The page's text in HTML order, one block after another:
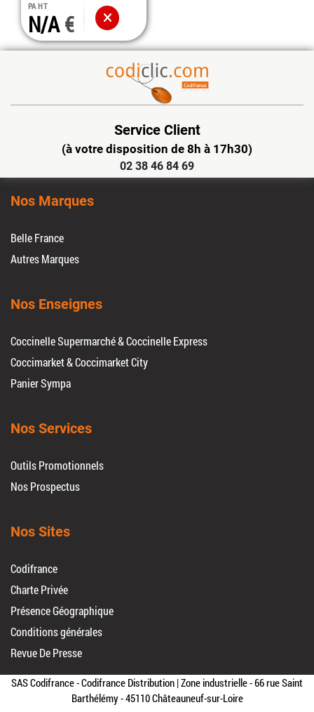
PA HT
N/A
Service Client
(à votre disposition de 8h à 17h30)
02 38 46 84 69
Nos Marques
Belle France
Autres Marques
Nos Enseignes
Coccinelle Supermarché & Coccinelle Express
Coccimarket & Coccimarket City
Panier Sympa
Nos Services
Outils Promotionnels
Nos Prospectus
Nos Sites
Codifrance
Charte Privée
Présence Géographique
Conditions générales
Revue De Presse
SAS Codifrance - Codifrance Distribution | Zone industrielle - 66 rue Saint
Barthélémy - 45110 Châteauneuf-sur-Loire